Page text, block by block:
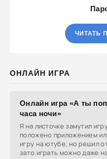
ЧИТАТЬ
ОНЛАЙН ИГРА
Онлайн игра «А ты
часа ночи»
Я на листочке замутил
положено приложением
игру на ютубе, но решил
зато играть можно даже